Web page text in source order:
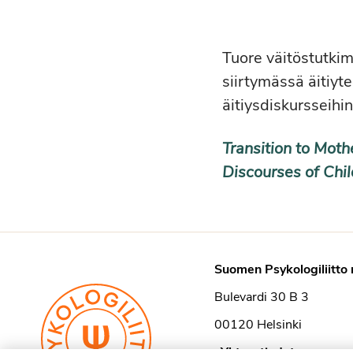
Tuore
siirtymässä
Transition to
Discourses of
Suomen Psykologiliitto
Bulevardi 30 B 3
00120 Helsinki